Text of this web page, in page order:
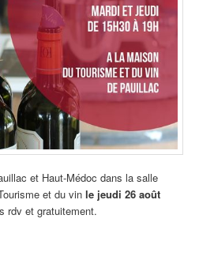
et Haut-Médoc dans la salle
et du vinle jeudi 26 août
rdv et gratuitement.